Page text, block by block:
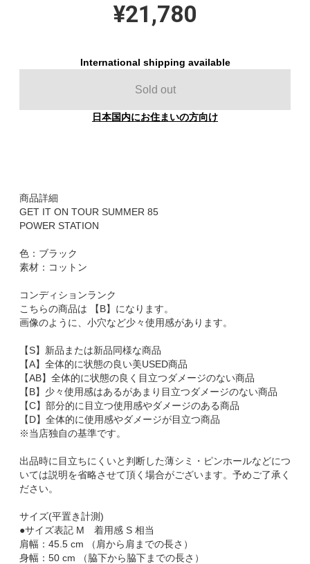
¥21,780
International shipping available
Sold out
日本国内にお住まいの方向け
商品詳細
GET IT ON TOUR SUMMER 85
POWER STATION
色：ブラック
素材：コットン
コンディションランク
こちらの商品は 【B】になります。
画像のように、小穴など少々使用感があります。
【S】新品または新品同様な商品
【A】全体的に状態の良い美USED商品
【AB】全体的に状態の良く目立つダメージのない商品
【B】少々使用感はあるがあまり目立つダメージのない商品
【C】部分的に目立つ使用感やダメージのある商品
【D】全体的に使用感やダメージが目立つ商品
※当店独自の基準です。
出品時に目立ちにくいと判断した薄シミ・ピンホールなどにつ
いては説明を省略させて頂く場合がございます。予めご了承く
ださい。
サイズ(平置き計測)
●サイズ表記 M 着用感 S 相当
肩幅：45.5 cm （肩から肩までの長さ）
身幅：50 cm （脇下から脇下までの長さ）